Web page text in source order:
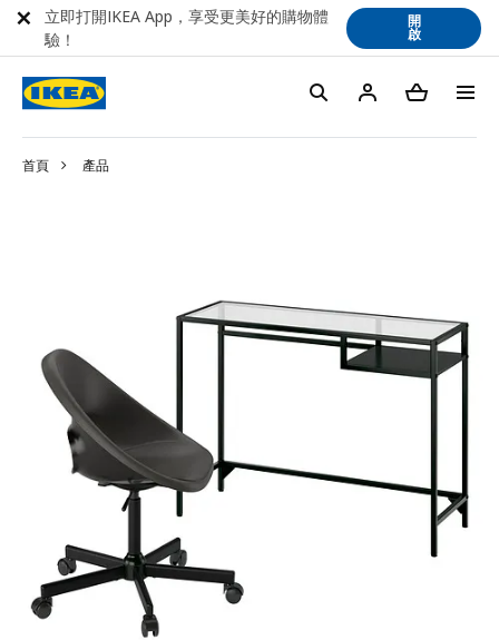
首頁 產品
立即打開IKEA App，享受更美好的購物體
驗！
開
啟